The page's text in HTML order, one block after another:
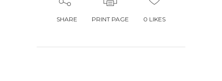
SHARE PRINT PAGE 0 LIKES